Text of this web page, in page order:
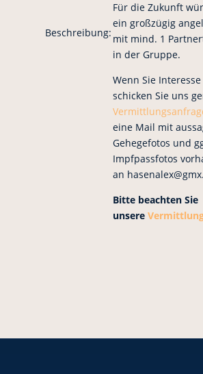
Beschreibung:
Für die Zukunft
ein großzügig
mit mind. 1
in der Gruppe.
Wenn Sie
schicken Sie uns
eine Mail mit
Gehegefotos und
Impfpassfotos
an
Bitte beachten Sie
unsere